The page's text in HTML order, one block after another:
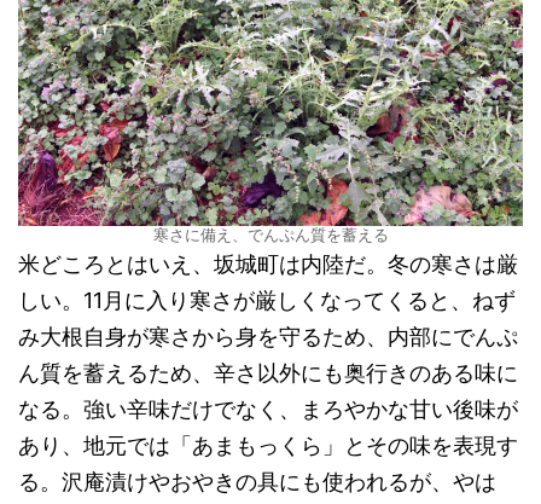
寒さに備え、でんぷん質を蓄える
米どころとはいえ、坂城町は内陸だ。冬の寒さは厳
しい。11月に入り寒さが厳しくなってくると、ねず
み大根自身が寒さから身を守るため、内部にでんぷ
ん質を蓄えるため、辛さ以外にも奥行きのある味に
なる。強い辛味だけでなく、まろやかな甘い後味が
あり、地元では「あまもっくら」とその味を表現す
る。沢庵漬けやおやきの具にも使われるが、やは